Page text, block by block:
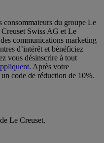
consommateurs du groupe Le
Swiss AG et Le
communications marketing
d’intérêt et bénéficiez
vous désinscrire à tout
Après votre
code de réduction de 10%.
Le Creuset.